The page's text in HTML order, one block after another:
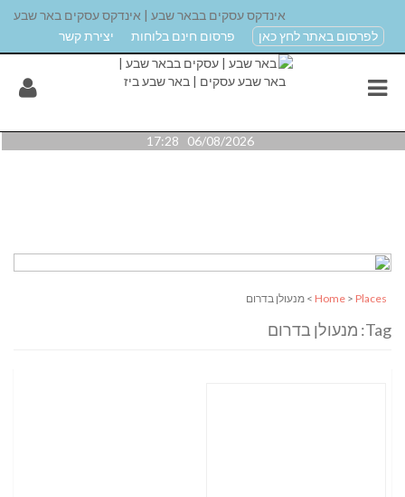
אינדקס עסקים בבאר שבע | אינדקס עסקים באר שבע
לפרסום באתר לחץ כאן
פרסום חינם בלוחות יצירת קשר
06/08/2026 17:28
Home > Places > מנעולן בדרום
Tag: מנעולן בדרום